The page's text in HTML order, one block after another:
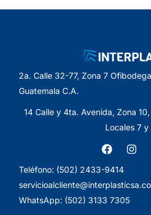
2a. Calle 32-77, Zona 7
Guatemala C.A.
14 Calle y 4ta. Avenida, Zona
Locales 7 y
Teléfono: (502) 2433-9414
WhatsApp: (502) 3133 7305